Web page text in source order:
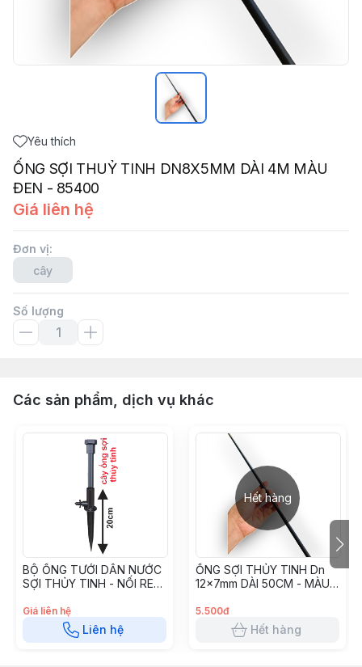
Yêu thích
ỐNG SỢI THUỶ TINH DN8X5MM DÀI 4M MÀU
ĐEN - 85400
Giá liên hệ
Đơn vị:
cây
Số lượng
Các sản phẩm, dịch vụ khác
BỘ ỐNG TƯỚI DẪN NƯỚC
SỢI THỦY TINH - NỐI REN
(70CM) - BG12850
Giá liên hệ
Liên hệ
Hết hàng
ỐNG SỢI THỦY TINH Dn
12x7mm DÀI 50CM - MÀU
5.500đ
Hết hàng